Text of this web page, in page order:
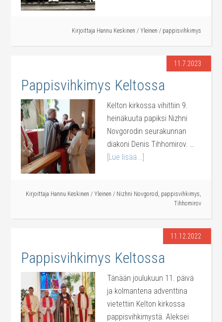
Kirjoittaja Hannu Keskinen / Yleinen / pappisvihkimys
11.7.2023
Pappisvihkimys Keltossa
Kelton kirkossa vihittiin 9.
heinäkuuta papiksi Nizhni
Novgorodin seurakunnan
diakoni Denis Tihhomirov. …
[Lue lisää...]
Kirjoittaja Hannu Keskinen / Yleinen / Nizhni Novgorod, pappisvihkimys,
Tihhomirov
11.12.2022
Pappisvihkimys Keltossa
Tänään joulukuun 11. päivä
ja kolmantena adventtina
vietettiin Kelton kirkossa
pappisvihkimystä. Aleksei